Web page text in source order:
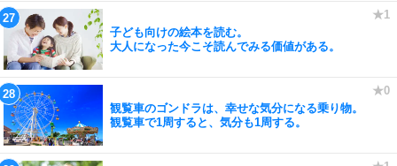
子ども向けの絵本を読む。
大人になった今こそ読んでみる価値がある。
観覧車のゴンドラは、幸せな気分になる乗り物。
観覧車で1周すると、気分も1周する。